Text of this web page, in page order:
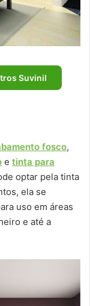
Suvinil
fosco,
e tinta para
optar pela tinta
ela se
uso em áreas
e até a